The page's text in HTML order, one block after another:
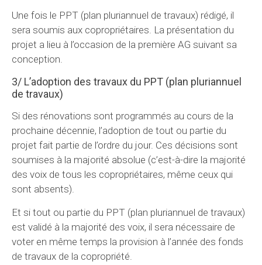
Une fois le PPT (plan pluriannuel de travaux) rédigé, il
sera soumis aux copropriétaires. La présentation du
projet a lieu à l’occasion de la première AG suivant sa
conception.
3/ L’adoption des travaux du PPT (plan pluriannuel
de travaux)
Si des rénovations sont programmés au cours de la
prochaine décennie, l’adoption de tout ou partie du
projet fait partie de l’ordre du jour. Ces décisions sont
soumises à la majorité absolue (c’est-à-dire la majorité
des voix de tous les copropriétaires, même ceux qui
sont absents).
Et si tout ou partie du PPT (plan pluriannuel de travaux)
est validé à la majorité des voix, il sera nécessaire de
voter en même temps la provision à l’année des fonds
de travaux de la copropriété.